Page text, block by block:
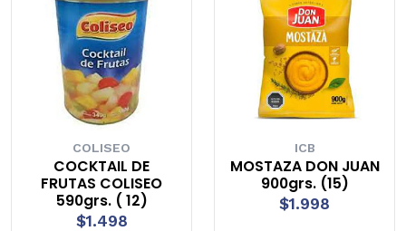
COLISEO
COCKTAIL DE
FRUTAS COLISEO
590grs. ( 12)
$1.498
ICB
MOSTAZA DON JUAN
900grs. (15)
$1.998